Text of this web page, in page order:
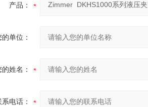
产品：
的单位：
的姓名：
系电话：